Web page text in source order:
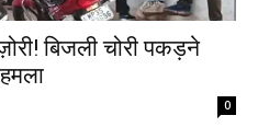
बिजली चोरी पकड़ने
0